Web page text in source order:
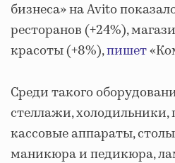
бизнеса» на Avito
ресторанов (+24%),
красоты (+8%),пишет
Среди такого
стеллажи, холодильники,
кассовые аппараты,
маникюра и педикюра,